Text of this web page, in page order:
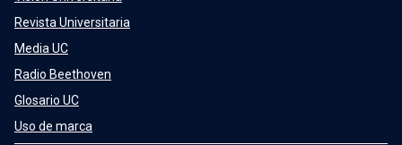
Revista Universitaria
Media UC
Radio Beethoven
Glosario UC
Uso de marca